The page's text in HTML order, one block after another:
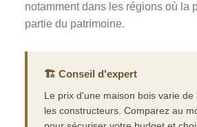
notamment dans les régions où la
partie du patrimoine.
🏗️ Conseil d'expert
Le prix d'une maison bois varie de
les constructeurs. Comparez au